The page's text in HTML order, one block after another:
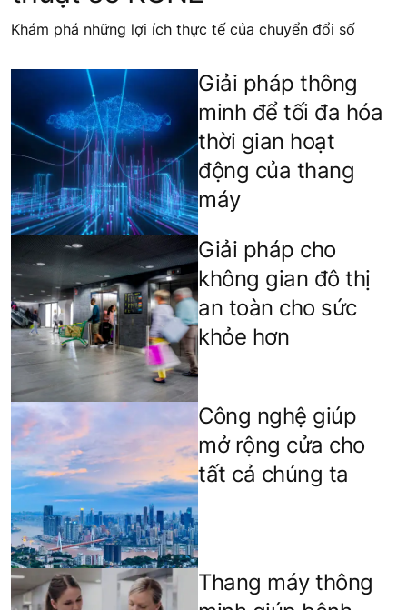
Khám phá những lợi ích thực tế của chuyển đổi số
Giải pháp thông
minh để tối đa hóa
thời gian hoạt
động của thang
máy
Giải pháp cho
không gian đô thị
an toàn cho sức
khỏe hơn
Công nghệ giúp
mở rộng cửa cho
tất cả chúng ta
Thang máy thông